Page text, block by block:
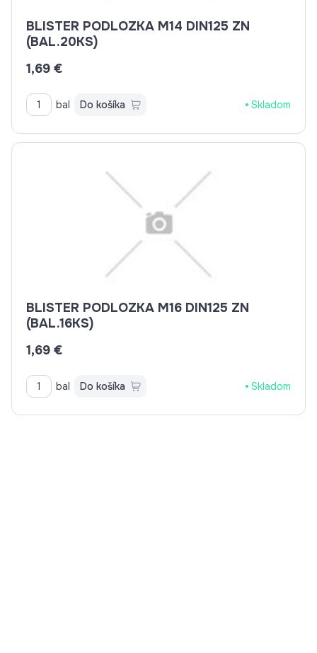
BLISTER PODLOZKA M14 DIN125 ZN
(BAL.20KS)
1,69 €
bal Do košíka Skladom
BLISTER PODLOZKA M16 DIN125 ZN
(BAL.16KS)
1,69 €
bal Do košíka Skladom